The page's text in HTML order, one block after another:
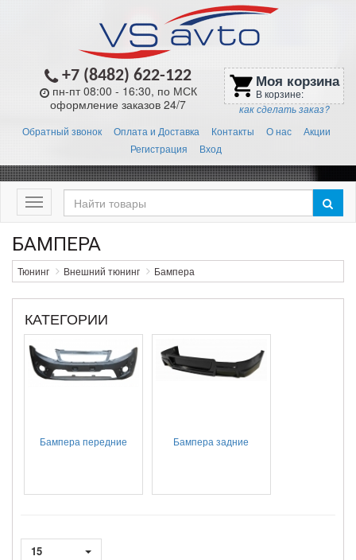
+7 (8482) 622-122
пн-пт 08:00 - 16:30, по МСК
оформление заказов 24/7
shopping_cart Моя корзина
В корзине:
как сделать заказ?
Обратный звонок Оплата и Доставка Контакты О нас
Акции
Регистрация
Вход
Меню
БАМПЕРА
Тюнинг Внешний тюнинг Бампера
КАТЕГОРИИ
Бампера передние Бампера задние
15